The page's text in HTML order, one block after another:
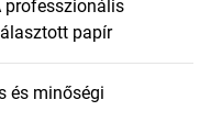
professzionális
papír
és minőségi